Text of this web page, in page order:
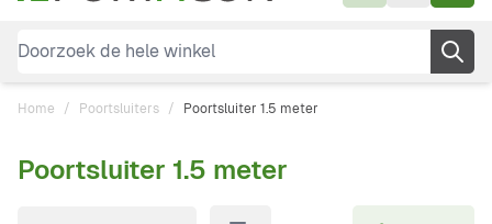
Doorzoek de hele winkel
Home / Poortsluiters / Poortsluiter 1.5 meter
Doorgaan naar productlijst
Poortsluiter 1.5 meter